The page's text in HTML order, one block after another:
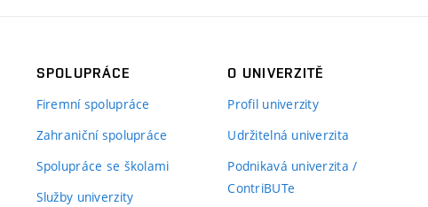
SPOLUPRÁCE
Firemní spolupráce
Zahraniční spolupráce
Spolupráce se školami
Služby univerzity
O UNIVERZITĚ
Profil univerzity
Udržitelná univerzita
Podnikavá univerzita /
ContriBUTe